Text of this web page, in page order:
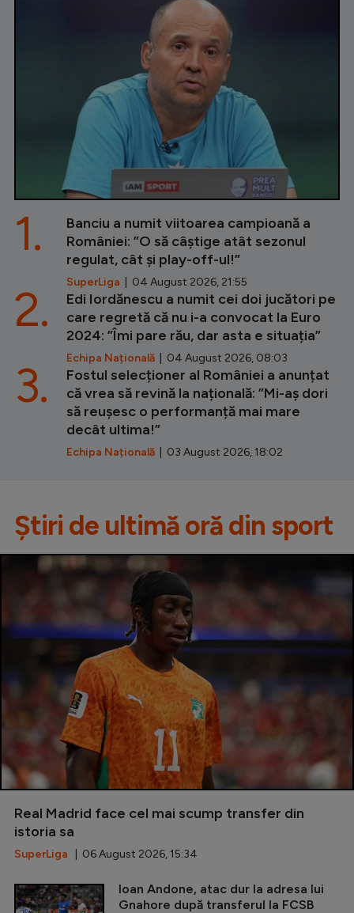
Banciu a numit viitoarea campioană a
României: ”O să câștige atât sezonul
regulat, cât și play-off-ul!”
SuperLiga | 04 August 2026, 21:55
1.
Edi Iordănescu a numit cei doi jucători pe
care regretă că nu i-a convocat la Euro
2024: ”Îmi pare rău, dar asta e situația”
Echipa Națională | 04 August 2026, 08:03
2.
Fostul selecționer al României a anunțat
că vrea să revină la națională: ”Mi-aș dori
să reușesc o performanță mai mare
decât ultima!”
Echipa Națională | 03 August 2026, 18:02
3.
Știri de ultimă oră din sport
Real Madrid face cel mai scump transfer din
istoria sa
SuperLiga | 06 August 2026, 15:34
Ioan Andone, atac dur la adresa lui
Gnahore după transferul la FCSB